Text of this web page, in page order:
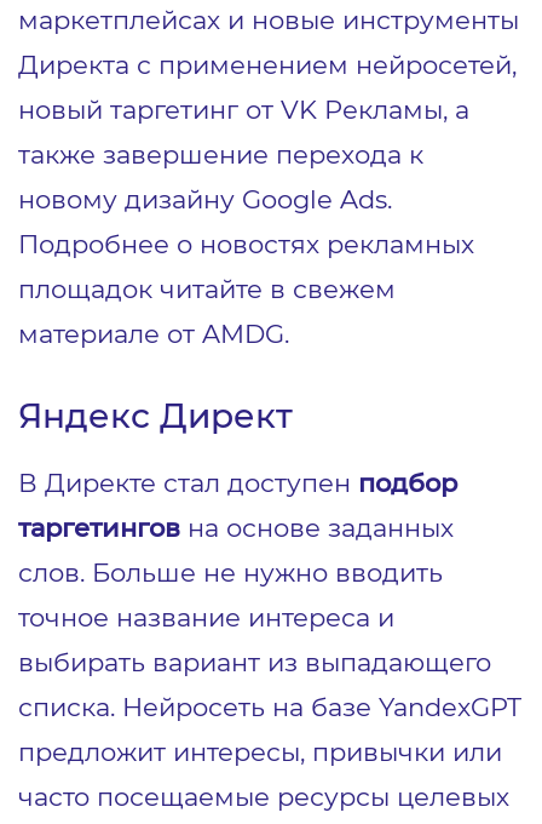
маркетплейсах и новые инструменты
Директа с применением нейросетей,
новый таргетинг от VK Рекламы, а
также завершение перехода к
новому дизайну Google Ads.
Подробнее о новостях рекламных
площадок читайте в свежем
материале от AMDG.
Яндекс Директ
В Директе стал доступен подбор
таргетингов на основе заданных
слов. Больше не нужно вводить
точное название интереса и
выбирать вариант из выпадающего
списка. Нейросеть на базе YandexGPT
предложит интересы, привычки или
часто посещаемые ресурсы целевых